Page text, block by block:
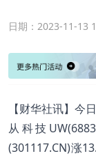
日期： 2023-11-13
【财华社讯】今
从科技
(301117.CN)涨